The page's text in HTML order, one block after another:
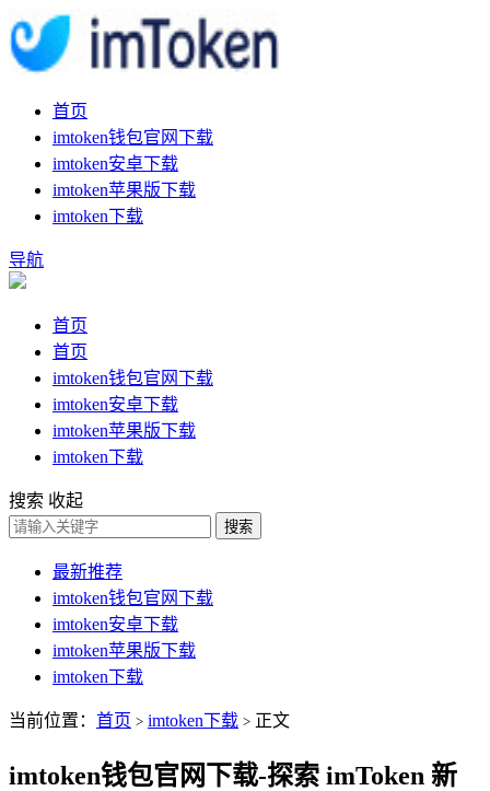
首页
imtoken钱包官网下载
imtoken安卓下载
imtoken苹果版下载
imtoken下载
导航
首页
首页
imtoken钱包官网下载
imtoken安卓下载
imtoken苹果版下载
imtoken下载
搜索 收起
搜索
最新推荐
imtoken钱包官网下载
imtoken安卓下载
imtoken苹果版下载
imtoken下载
当前位置： 首页 > imtoken下载 > 正文
imtoken钱包官网下载-探索 imToken 新